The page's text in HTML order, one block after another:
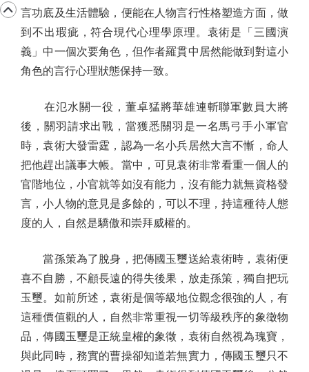
言功底及生活體驗，便能在人物言行性格塑造方面，做
到不出瑕疵，符合現代心理學原理。袁術是「三國演
義」中一個次要角色，但作者羅貫中居然能做到對這小
角色的言行心理狀態保持一致。
在氾水關一役，董卓猛將華雄連斬聯軍數員大將
後，關羽請求出戰，當獲悉關羽是一名馬弓手小軍官
時，袁術大發雷霆，認為一名小兵居然大言不慚，命人
把他趕出議事大帳。當中，可見袁術非常看重一個人的
官階地位，小官就等如沒有能力，沒有能力就無資格發
言，小人物的意見是多餘的，可以不理，持這種待人態
度的人，自然是驕傲和崇拜威權的。
當孫策為了脫身，把傳國玉璽送給袁術時，袁術便
喜不自勝，不顧長遠的得失後果，放走孫策，獨自把玩
玉璽。如前所述，袁術是個等級地位觀念很強的人，有
這種價值觀的人，自然非常重視一切等級秩序的象徵物
品，傳國玉璽是正統皇權的象徵，袁術自然視為瑰寶，
與此同時，務實的曹操卻知道若無實力，傳國玉璽只不